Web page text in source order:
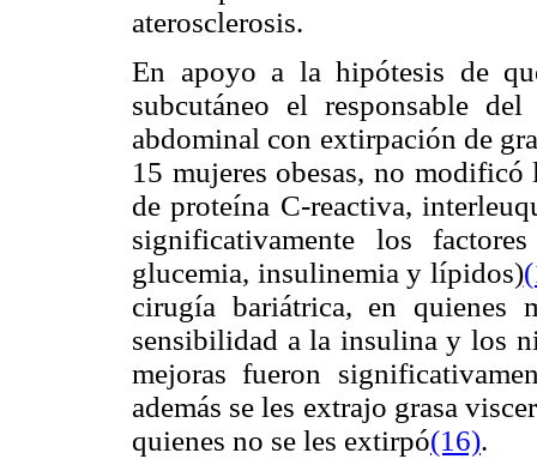
aterosclerosis.
En apoyo a la hipótesis de
subcutáneo el responsable
abdominal con extirpación de
15 mujeres obesas, no
de proteína C-reactiva,
significativamente los
glucemia, insulinemia y lípidos)
cirugía bariátrica, en quienes
sensibilidad a la insulina y los
mejoras fueron
además se les extrajo grasa
quienes no se les extirpó(16).